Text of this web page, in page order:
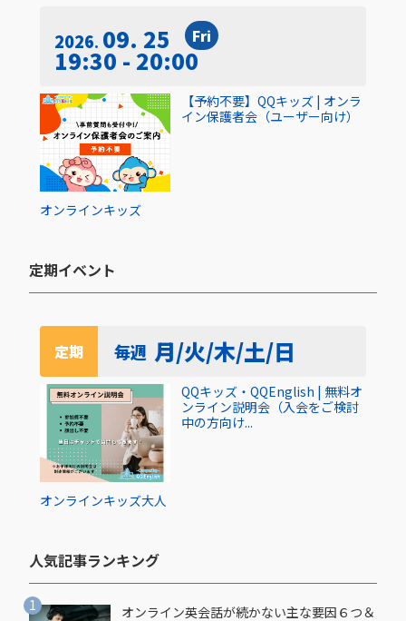
2026 09. 25 Fri
19:30 - 20:00
オンラインキッズ
【予約不要】QQキッズ | オンラ
イン保護者会（ユーザー向け）
定期イベント​
定期 毎週 月/火/木/土/日
オンラインキッズ大人
QQキッズ・QQEnglish | 無料オ
ンライン説明会（入会をご検討
中の方向け...
人気記事ランキング​
オンライン英会話が続かない主な要因６つ＆